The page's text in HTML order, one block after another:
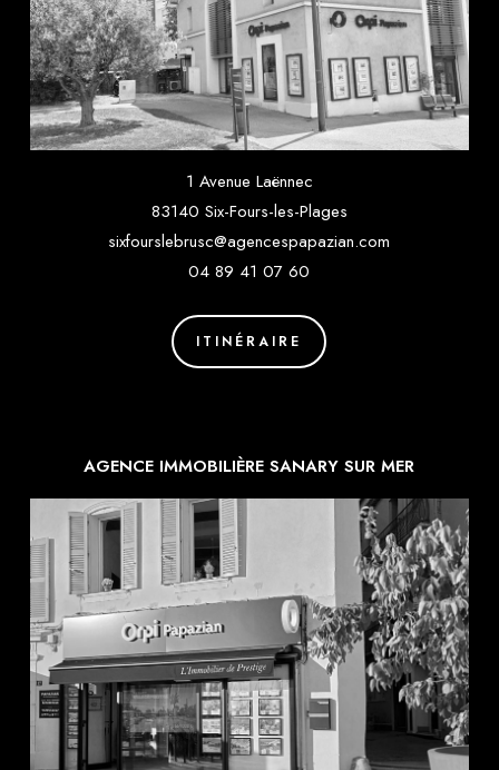
1 Avenue Laënnec
83140 Six-Fours-les-Plages
sixfourslebrusc@agencespapazian.com
04 89 41 07 60
ITINÉRAIRE
AGENCE IMMOBILIÈRE SANARY SUR MER